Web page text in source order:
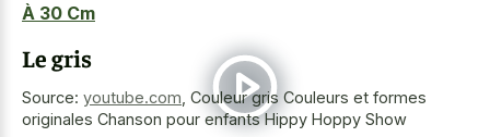
À 30 Cm
Le gris
Source: youtube.com Couleur gris Couleurs et formes
originales Chanson pour enfants Hippy Hoppy Show